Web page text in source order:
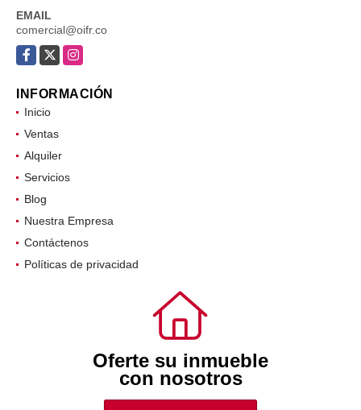
EMAIL
comercial@oifr.co
Facebook
X Instagram
INFORMACIÓN
Inicio
Ventas
Alquiler
Servicios
Blog
Nuestra Empresa
Contáctenos
Políticas de privacidad
Oferte su inmueble
con nosotros